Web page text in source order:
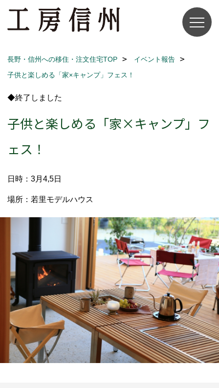
長野・信州への移住・注文住宅TOP
イベント報告
子供と楽しめる「家×キャンプ」フェス！
◆終了しました
子供と楽しめる「家×キャンプ」フ
ェス！
日時：3月4,5日
場所：若里モデルハウス